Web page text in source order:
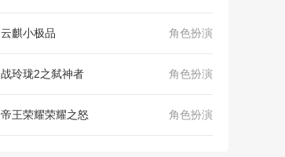
云麒小极品 角色扮演
战玲珑2之弑神者 角色扮演
帝王荣耀荣耀之怒 角色扮演